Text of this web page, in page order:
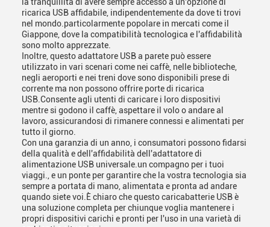
ricarica USB affidabile, indipendentemente da dove ti trovi
nel mondo.particolarmente popolare in mercati come il
Giappone, dove la compatibilità tecnologica e l'affidabilità
sono molto apprezzate.
Inoltre, questo adattatore USB a parete può essere
utilizzato in vari scenari come nei caffè, nelle biblioteche,
negli aeroporti e nei treni dove sono disponibili prese di
corrente ma non possono offrire porte di ricarica
USB.Consente agli utenti di caricare i loro dispositivi
mentre si godono il caffè, aspettare il volo o andare al
lavoro, assicurandosi di rimanere connessi e alimentati per
tutto il giorno.
Con una garanzia di un anno, i consumatori possono fidarsi
della qualità e dell'affidabilità dell'adattatore di
alimentazione USB universale.un compagno per i tuoi
viaggi., e un ponte per garantire che la vostra tecnologia sia
sempre a portata di mano, alimentata e pronta ad andare
quando siete voi.È chiaro che questo caricabatterie USB è
una soluzione completa per chiunque voglia mantenere i
propri dispositivi carichi e pronti per l'uso in una varietà di